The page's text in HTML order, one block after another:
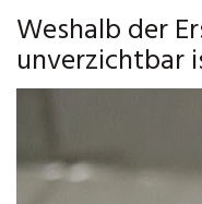
Weshalb der
unverzichtbar